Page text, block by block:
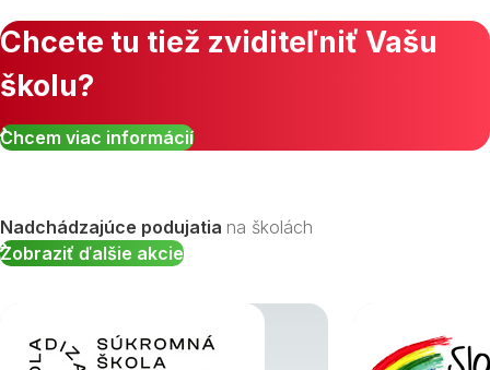
Chcete tu tiež zviditeľniť Vašu
školu?
Chcem viac informácií
Nadchádzajúce podujatia na školách
Zobraziť ďalšie akcie